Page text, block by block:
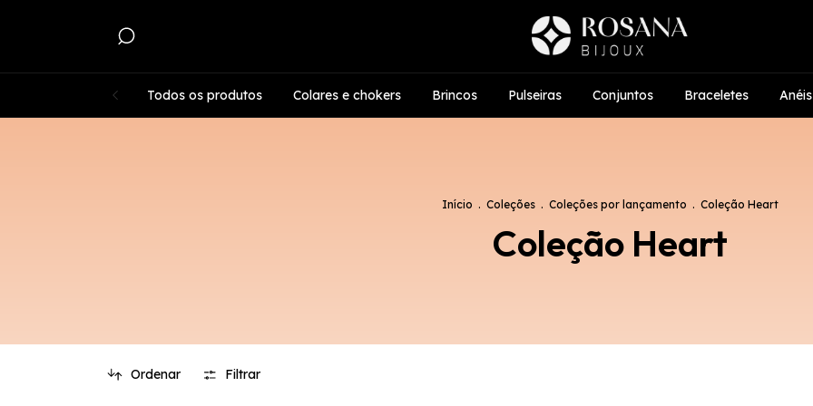
Todos os produtos Colares e chokers Brincos Pulseiras Conjuntos Braceletes Anéis
Início . Coleções . Coleções por lançamento . Coleção Heart
Coleção Heart
Ordenar Filtrar